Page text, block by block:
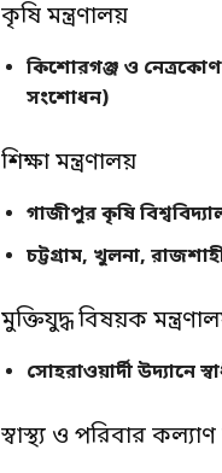
কৃষি মন্ত্রণালয়
কিশোরগঞ্জ ও
সংশোধন)
শিক্ষা মন্ত্রণালয়
গাজীপুর কৃষি
চট্টগ্রাম, খুলনা,
মুক্তিযুদ্ধ বিষয়ক
সোহরাওয়ার্দী উদ্যানে
স্বাস্থ্য ও পরিবার কল্যাণ